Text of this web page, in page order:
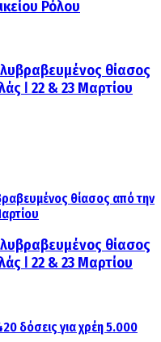
Ρόλου
θίασος
ǀ 22 & 23 Μαρτίου
θίασος
ǀ 22 & 23 Μαρτίου